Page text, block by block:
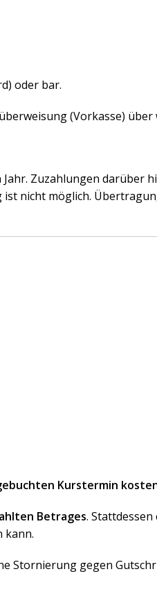
oder bar.
(Vorkasse) über
Zuzahlungen
nicht möglich.
Kurstermin
Betrages.
kann.
Stornierung gegen